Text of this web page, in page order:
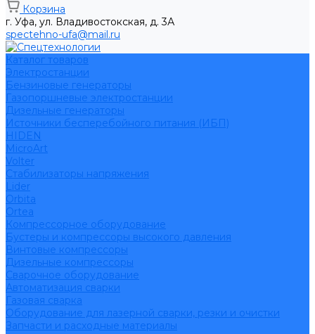
Корзина
г. Уфа, ул. Владивостокская, д. 3А
spectehno-ufa@mail.ru
Каталог товаров
Электростанции
Бензиновые генераторы
Газопоршневые электростанции
Дизельные генераторы
Источники бесперебойного питания (ИБП)
HIDEN
MicroArt
Volter
Стабилизаторы напряжения
Lider
Orbita
Ortea
Компрессорное оборудование
Бустеры и компрессоры высокого давления
Винтовые компрессоры
Дизельные компрессоры
Сварочное оборудование
Автоматизация сварки
Газовая сварка
Оборудование для лазерной сварки, резки и очистки
Запчасти и расходные материалы